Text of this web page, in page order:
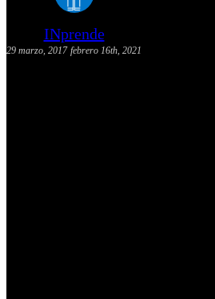
INprende
29 marzo, 2017 febrero 16th, 2021